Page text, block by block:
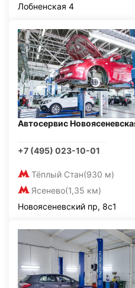
Лобненская 4
Автосервис
+7 (495) 023-10-01
Тёплый Стан(930 м)
Ясенево(1,35 км)
Новоясеневский пр, 8с1